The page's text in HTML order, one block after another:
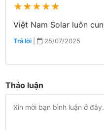
★★★★★
Việt Nam Solar luôn
Trả lời | 25/07/2025
Thảo luận